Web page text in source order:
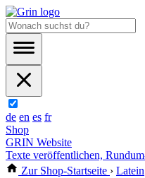
de en es fr
Shop
GRIN Website
Texte veröffentlichen,
Zur Shop-Startseite › Latein